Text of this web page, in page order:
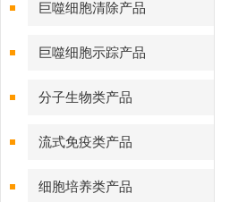
巨噬细胞清除产品
巨噬细胞示踪产品
分子生物类产品
流式免疫类产品
细胞培养类产品